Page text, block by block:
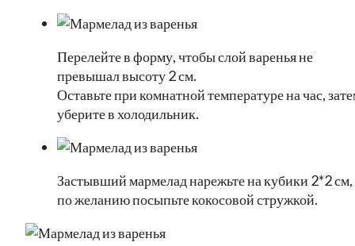
Перелейте в форму, чтобы слой варенья не
превышал высоту 2 см.
Оставьте при комнатной температуре на час,
уберите в холодильник.
Застывший мармелад нарежьте на кубики 2*2 см,
по желанию посыпьте кокосовой стружкой.